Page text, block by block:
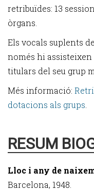
retribuïdes: 13
òrgans.
Els vocals suplents
només hi
titulars del seu grup
Més informació:
dotacions als grups
RESUM
Lloc i any de
Barcelona, 1948.